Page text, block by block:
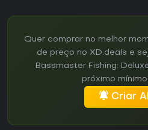
Quer comprar no melhor
de preço no XD.deals e
Bassmaster Fishing:
próximo
Criar